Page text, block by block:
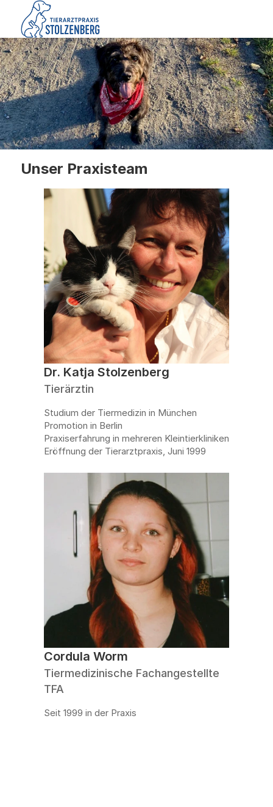
Unser Praxisteam
Dr. Katja Stolzenberg
Tierärztin
Studium der Tiermedizin in München
Promotion in Berlin
Praxiserfahrung in mehreren Kleintierkliniken
Eröffnung der Tierarztpraxis, Juni 1999
Cordula Worm
Tiermedizinische Fachangestellte
TFA
Seit 1999 in der Praxis